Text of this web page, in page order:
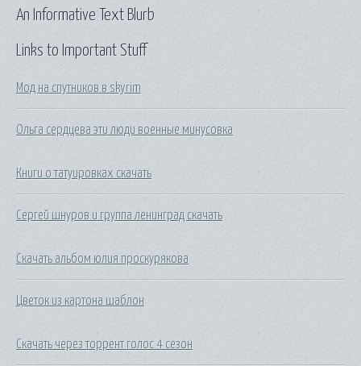
Links to Important Stuff
Мод на спутников в skyrim
Ольга сердцева эти люди военные минусовка
Книги о татуировках скачать
Сергей шнуров и группа ленинград скачать
Скачать альбом юлия проскурякова
Цветок из картона шаблон
Скачать через торрент голос 4 сезон
An Informative Text Blurb